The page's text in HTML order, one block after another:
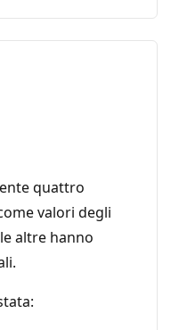
quattro
valori degli
altre hanno